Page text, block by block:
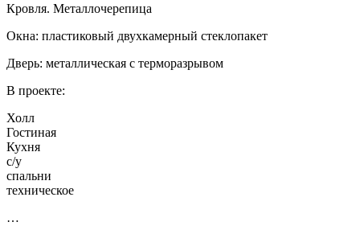
Кровля. Металлочерепица
Окна: пластиковый двухкамерный стеклопакет
Дверь: металлическая с терморазрывом
В проекте:
Холл
Гостиная
Кухня
с/у
спальни
техническое
…